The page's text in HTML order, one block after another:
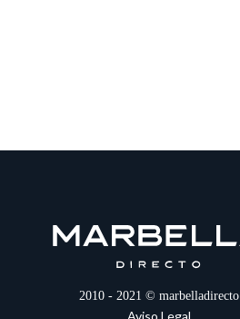
2010 - 2021 © marbelladirecto
Aviso Legal